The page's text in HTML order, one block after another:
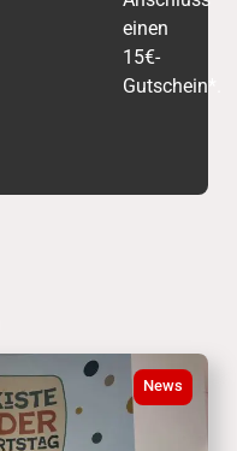
einen
15€-
Gutschein*.
News